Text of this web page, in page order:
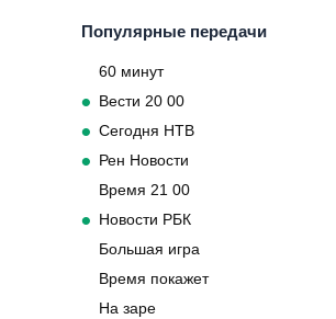
Популярные передачи
60 минут
Вести 20 00
Сегодня НТВ
Рен Новости
Время 21 00
Новости РБК
Большая игра
Время покажет
На заре